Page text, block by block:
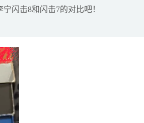
闪击8和闪击7的对比吧！